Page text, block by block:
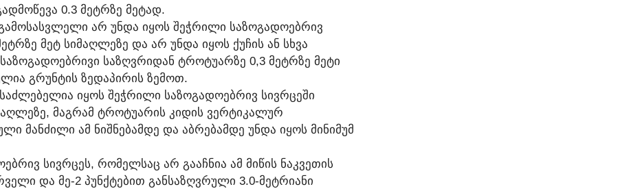
0.3 ᲛᲔᲢᲠᲖᲔ ᲛᲔᲢᲐᲓ.
ᲐᲠ ᲣᲜᲓᲐ ᲘᲧᲝᲡ ᲨᲔᲭᲠᲘᲚᲘ ᲡᲐᲖᲝᲒᲐᲓᲝᲔᲑᲠᲘᲕ
ᲛᲔᲢ ᲡᲘᲛᲐᲦᲚᲔᲖᲔ ᲓᲐ ᲐᲠ ᲣᲜᲓᲐ ᲘᲧᲝᲡ ᲥᲣᲩᲘᲡ ᲐᲜ ᲡᲮᲕᲐ
ᲡᲐᲖᲦᲕᲠᲘᲓᲐᲜ ᲢᲠᲝᲢᲣᲐᲠᲖᲔ 0,3 ᲛᲔᲢᲠᲖᲔ ᲛᲔᲢᲘ
ᲒᲠᲣᲜᲢᲘᲡ ᲖᲔᲓᲐᲞᲘᲠᲘᲡ ᲖᲔᲛᲝᲗ.
ᲘᲧᲝᲡ ᲨᲔᲭᲠᲘᲚᲘ ᲡᲐᲖᲝᲒᲐᲓᲝᲔᲑᲠᲘᲕ ᲡᲘᲕᲠᲪᲔᲨᲘ
ᲛᲐᲒᲠᲐᲛ ᲢᲠᲝᲢᲣᲐᲠᲘᲡ ᲙᲘᲓᲘᲡ ᲕᲔᲠᲢᲘᲙᲐᲚᲣᲠ
ᲛᲐᲜᲫᲘᲚᲘ ᲐᲛ ᲜᲘᲨᲜᲔᲑᲐᲛᲓᲔ ᲓᲐ ᲐᲑᲠᲔᲑᲐᲛᲓᲔ ᲣᲜᲓᲐ ᲘᲧᲝᲡ ᲛᲘᲜᲘᲛᲣᲛ
ᲡᲘᲕᲠᲪᲔᲡ, ᲠᲝᲛᲔᲚᲡᲐᲪ ᲐᲠ ᲒᲐᲐᲩᲜᲘᲐ ᲐᲛ ᲛᲘᲬᲘᲡ ᲜᲐᲙᲕᲔᲗᲘᲡ
ᲓᲐ ᲛᲔ-2 ᲞᲣᲜᲥᲢᲔᲑᲘᲗ ᲒᲐᲜᲡᲐᲖᲦᲕᲠᲣᲚᲘ 3.0-ᲛᲔᲢᲠᲘᲐᲜᲘ